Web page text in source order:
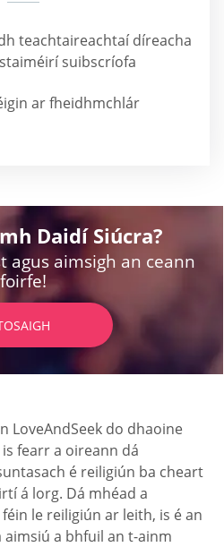
teachtaireachtaí díreacha
suibscríofa
ar fheidhmchlár
Daidí Siúcra?
agus aimsigh an ceann
foirfe!
LoveAndSeek do dhaoine
fearr a oireann dá
é reiligiún ba cheart
á lorg. Dá mhéad a
le reiligiún ar leith, is é an
a bhfuil an t-ainm